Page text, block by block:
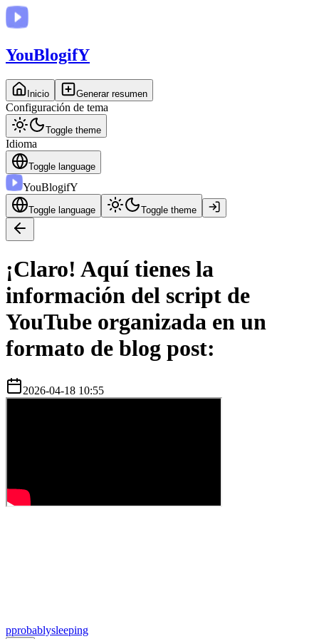
YouBlogifY
Inicio Generar resumen
Configuración de tema
Toggle theme
Idioma
Toggle language
YouBlogifY
Toggle language Toggle theme
¡Claro! Aquí tienes la
información del script de
YouTube organizada en un
formato de blog post:
2026-04-18 10:55
pprobablysleeping